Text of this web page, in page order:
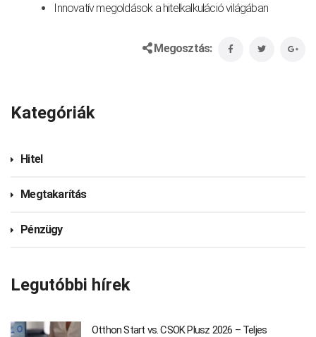
Innovatív megoldások a hitelkalkuláció világában
Megosztás:
Kategóriák
Hitel
Megtakarítás
Pénzügy
Legutóbbi hírek
Otthon Start vs. CSOK Plusz 2026 – Teljes